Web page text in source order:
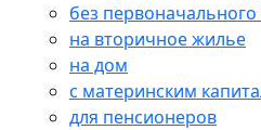
без первоначального
на вторичное жилье
на дом
с материнским
для пенсионеров